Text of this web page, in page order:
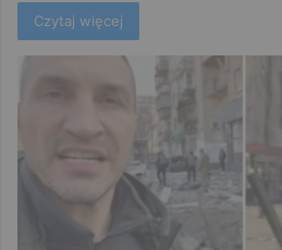
Czytaj więcej